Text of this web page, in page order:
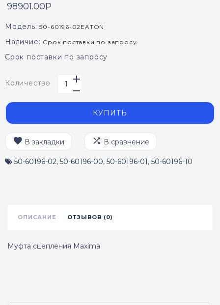
98901.00P
Модель: 50-60196-02EATON
Наличие: Срок поставки по запросу
Срок поставки по запросу
Количество
КУПИТЬ
В закладки В сравнение
50-60196-02, 50-60196-00, 50-60196-01, 50-60196-10
ОПИСАНИЕ ОТЗЫВОВ (0)
Муфта сцепления Maxima